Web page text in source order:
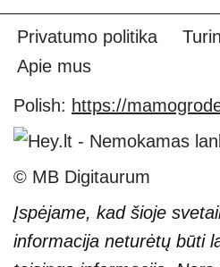
Privatumo politika
Apie mus
Polish: https://
© MB Digitaurum
Įspėjame, kad šioje
informacija neturėtų būti